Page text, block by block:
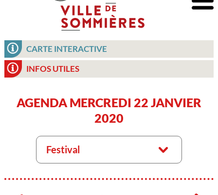
CARTE INTERACTIVE
INFOS UTILES
AGENDA MERCREDI 22 JANVIER
2020
Festival